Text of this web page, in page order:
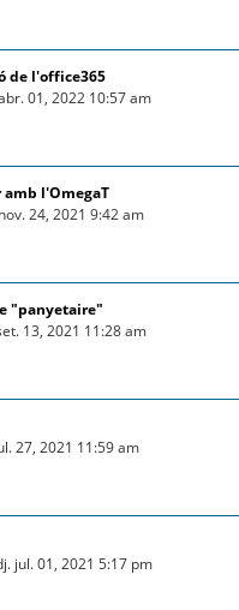
de l'office365
01, 2022 10:57 am
l'OmegaT
24, 2021 9:42 am
"panyetaire"
13, 2021 11:28 am
27, 2021 11:59 am
jul. 01, 2021 5:17 pm